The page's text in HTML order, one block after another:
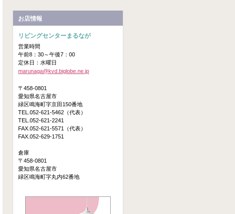
お店情報
リビングセンターまるなが
営業時間
午前8：30～午後7：00
定休日：水曜日
marunaga@kvd.biglobe.ne.jp
〒458-0801
愛知県名古屋市
緑区鳴海町字京田150番地
TEL.052-621-5462（代表）
TEL.052-621-2241
FAX.052-621-5571（代表）
FAX.052-629-1751
倉庫
〒458-0801
愛知県名古屋市
緑区鳴海町字丸内62番地